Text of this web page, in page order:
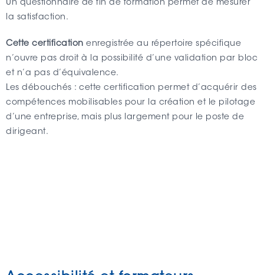
Un questionnaire de fin de formation permet de mesurer
la satisfaction.
Cette certification enregistrée au répertoire spécifique
n’ouvre pas droit à la possibilité d’une validation par bloc
et n’a pas d’équivalence.
Les débouchés : cette certification permet d’acquérir des
compétences mobilisables pour la création et le pilotage
d’une entreprise, mais plus largement pour le poste de
dirigeant.